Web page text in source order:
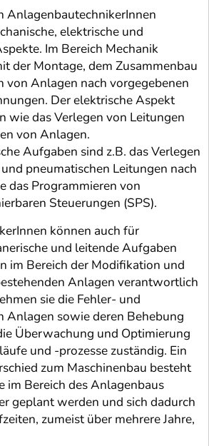
AnlagenbautechnikerInnen
elektrische und
Im Bereich Mechanik
der Montage, dem Zusammenbau
von Anlagen nach vorgegebenen
Der elektrische Aspekt
wie das Verlegen von Leitungen
von Anlagen.
Aufgaben sind z.B. das Verlegen
pneumatischen Leitungen nach
das Programmieren von
Steuerungen (SPS).
können auch für
und leitende Aufgaben
im Bereich der Modifikation und
Anlagen verantwortlich
sie die Fehler- und
Anlagen sowie deren Behebung
Überwachung und Optimierung
und -prozesse zuständig. Ein
zum Maschinenbau besteht
im Bereich des Anlagenbaus
geplant werden und sich dadurch
zumeist über mehrere Jahre,